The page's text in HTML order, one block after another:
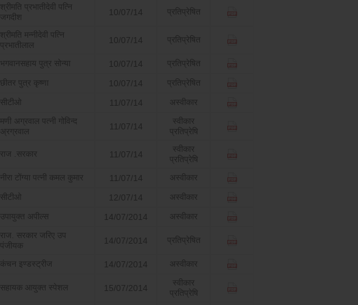
श्रीमति प्रभातीदेवी पत्नि
जगदीश
10/07/14 प्रतिप्रेषित
श्रीमति मन्नीदेवी पत्नि
प्रभातीलाल
10/07/14 प्रतिप्रेषित
भगवानसहाय पुत्र सोन्या 10/07/14 प्रतिप्रेषित
छीतर पुत्र कृष्णा 10/07/14 प्रतिप्रेषित
सीटीओ 11/07/14 अस्वीकार
मणी अग्रवाल पत्नी गोविन्द
अ्रग्रवाल
11/07/14
स्वीकार
प्रतिप्रेषि
राज .सरकार 11/07/14
स्वीकार
प्रतिप्रेषि
नीरा टोंग्या पत्नी कमल कुमार 11/07/14 अस्वीकार
सीटीओ 12/07/14 अस्वीकार
उपायुक्त अपील्स 14/07/2014 अस्वीकार
राज. सरकार जरिए उप
पंजीयक
14/07/2014 प्रतिप्रेषित
कंचन इण्डस्ट्रीज 14/07/2014 अस्वीकार
सहायक आयुक्त स्पेशल 15/07/2014
स्वीकार
प्रतिप्रेषि